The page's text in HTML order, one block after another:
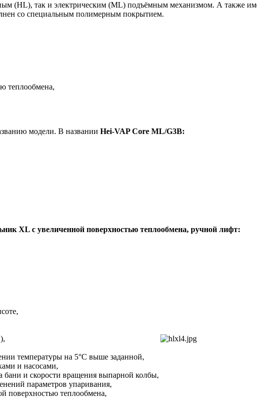
(HL), так и электрическим (ML) подъёмным механизмом. А также
со специальным полимерным покрытием.
теплообмена,
модели. В названии Hei-VAP Core ML/G3B:
XL с увеличенной поверхностью теплообмена, ручной лифт:
температуры на 5°С выше заданной,
и насосами,
бани и скорости вращения выпарной колбы,
параметров упаривания,
поверхностью теплообмена,